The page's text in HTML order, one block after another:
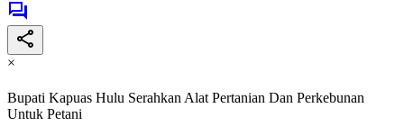
×
Bupati Kapuas Hulu Serahkan Alat Pertanian Dan Perkebunan
Untuk Petani